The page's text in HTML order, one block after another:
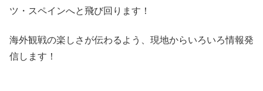
ツ・スペインへと飛び回ります！
海外観戦の楽しさが伝わるよう、現地からいろいろ情報発
信します！